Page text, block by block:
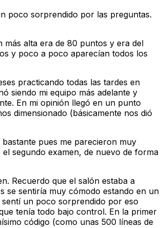
poco sorprendido por las preguntas.
más alta era de 80 puntos y era del
y poco a poco aparecían todos los
practicando todas las tardes en
siendo mi equipo más adelante y
En mi opinión llegó en un punto
dimensionado (básicamente nos dió
pues me parecieron muy
segundo examen, de nuevo de forma
Recuerdo que el salón estaba a
se sentiría muy cómodo estando en un
un poco sorprendido por eso
tenía todo bajo control. En la primer
código (como unas 500 líneas de